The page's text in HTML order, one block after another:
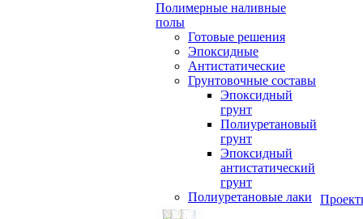
Полимерные наливные
полы
Готовые решения
Эпоксидные
Антистатические
Грунтовочные составы
Эпоксидный
грунт
Полиуретановый
грунт
Эпоксидный
антистатический
грунт
Полиуретановые лаки